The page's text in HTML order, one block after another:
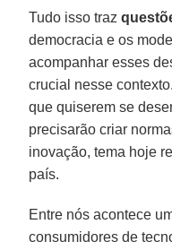
Tudo isso traz
democracia e os
acompanhar esses
crucial nesse
que quiserem se
precisarão criar
inovação, tema hoje
país.
Entre nós acontece
consumidores de